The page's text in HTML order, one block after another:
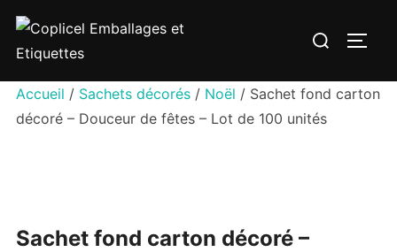
Aller
contenu
Rechercher :
Accueil / Sachets décorés/ Noël / Sachet fond carton
décoré – Douceur de fêtes – Lot de 100 unités
Sachet fond carton décoré –